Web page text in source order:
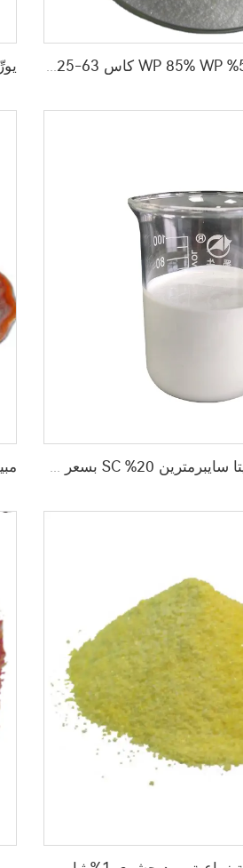
مبيد حشري كيميائي بيتا سايبرمترين 20% SC بسعر مصنع